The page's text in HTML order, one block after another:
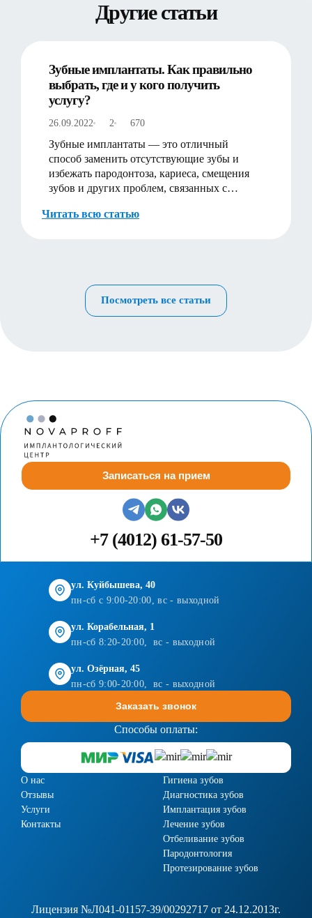
Другие статьи
Зубные имплантаты. Как правильно
выбрать, где и у кого получить
услугу?
26.09.2022 2 670
Зубные имплантаты — это отличный
способ заменить отсутствующие зубы и
избежать пародонтоза, кариеса, смещения
зубов и других проблем, связанных с
Читать всю статью
Посмотреть все статьи
Записаться на прием
+7 (4012) 61-57-50
ул. Куйбышева, 40
пн-сб с 9:00-20:00, вс - выходной
ул. Корабельная, 1
пн-сб 8:20-20:00, вс - выходной
ул. Озёрная, 45
пн-сб 9:00-20:00, вс - выходной
Заказать звонок
Способы оплаты:
О нас
Отзывы
Услуги
Контакты
Гигиена зубов
Диагностика зубов
Имплантация зубов
Лечение зубов
Отбеливание зубов
Пародонтология
Протезирование зубов
Лицензия №Л041-01157-39/00292717 от 24.12.2013г.